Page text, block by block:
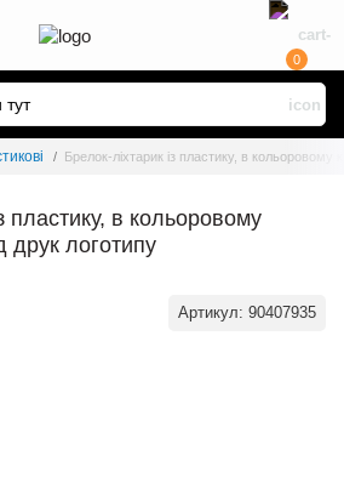
0
Брелок-ліхтарик із пластику, в кольоровому
пластику, в кольоровому
друк логотипу
Артикул: 90407935